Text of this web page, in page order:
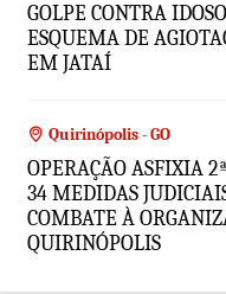
GOLPE CONTRA
ESQUEMA DE
EM JATAÍ
Quirinópolis - GO
OPERAÇÃO ASFIXIA
34 MEDIDAS
COMBATE À
QUIRINÓPOLIS